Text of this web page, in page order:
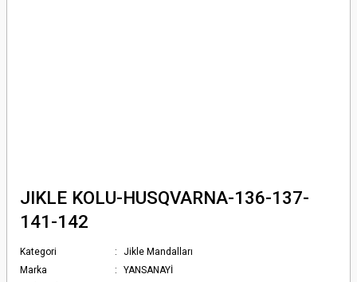
JIKLE KOLU-HUSQVARNA-136-137-
141-142
Kategori
Jikle Mandalları
Marka
YANSANAYİ